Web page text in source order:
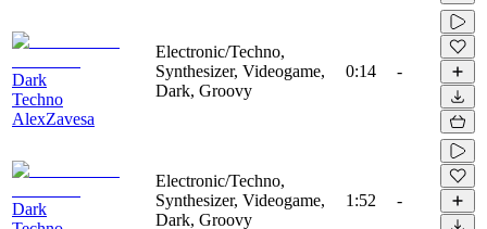
Dark
Techno
AlexZavesa
Electronic/Techno,
Synthesizer, Videogame,
Dark, Groovy
0:14 -
Dark
Electronic/Techno,
Synthesizer, Videogame,
Dark, Groovy
1:52 -